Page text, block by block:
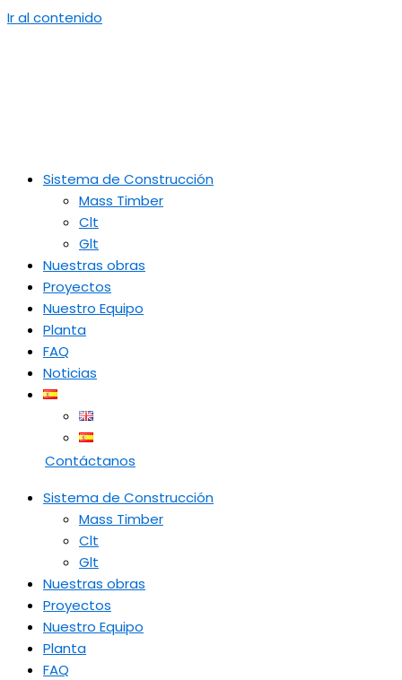
Ir al contenido
Sistema de Construcción
Mass Timber
Clt
Glt
Nuestras obras
Proyectos
Nuestro Equipo
Planta
FAQ
Noticias
Contáctanos
Sistema de Construcción
Mass Timber
Clt
Glt
Nuestras obras
Proyectos
Nuestro Equipo
Planta
FAQ